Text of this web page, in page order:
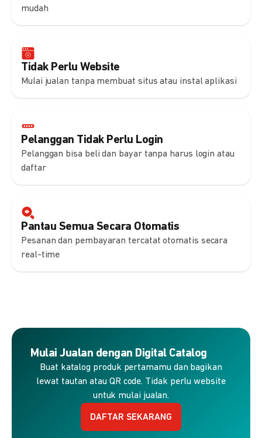
mudah
Tidak Perlu Website
Mulai jualan tanpa membuat situs atau instal aplikasi
Pelanggan Tidak Perlu Login
Pelanggan bisa beli dan bayar tanpa harus login atau
daftar
Pantau Semua Secara Otomatis
Pesanan dan pembayaran tercatat otomatis secara
real-time
Mulai Jualan dengan Digital Catalog
Buat katalog produk pertamamu dan bagikan
lewat tautan atau QR code. Tidak perlu website
untuk mulai jualan.
DAFTAR SEKARANG